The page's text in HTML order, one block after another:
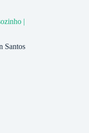
|
Santos